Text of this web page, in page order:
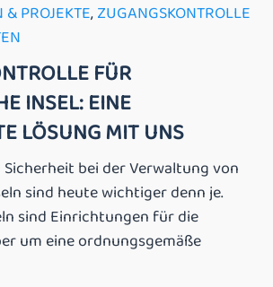
PROJEKTE,ZUGANGSKONTROLLE
FÜR
INSEL: EINE
LÖSUNG MIT UNS
bei der Verwaltung von
sind heute wichtiger denn je.
sind Einrichtungen für die
um eine ordnungsgemäße